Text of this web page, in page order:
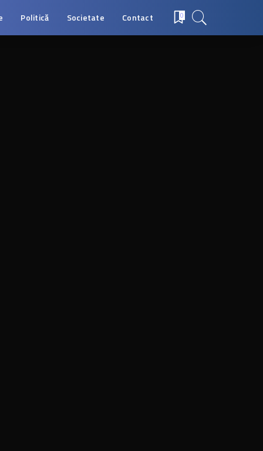
Politică Societate Contact 0